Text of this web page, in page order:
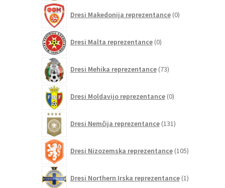
Dresi Makedonija reprezentance 0izdelkov
Dresi Malta reprezentance 0izdelkov
Dresi Mehika reprezentance 73izdelkov
Dresi Moldavijo reprezentance 0izdelkov
Dresi Nemčija reprezentance 131izdelkov
Dresi Nizozemska reprezentance 105izdelkov
Dresi Northern Irska reprezentance 1izdelek